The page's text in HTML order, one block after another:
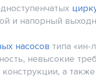
и напорный
насосов типа
невысокие
а